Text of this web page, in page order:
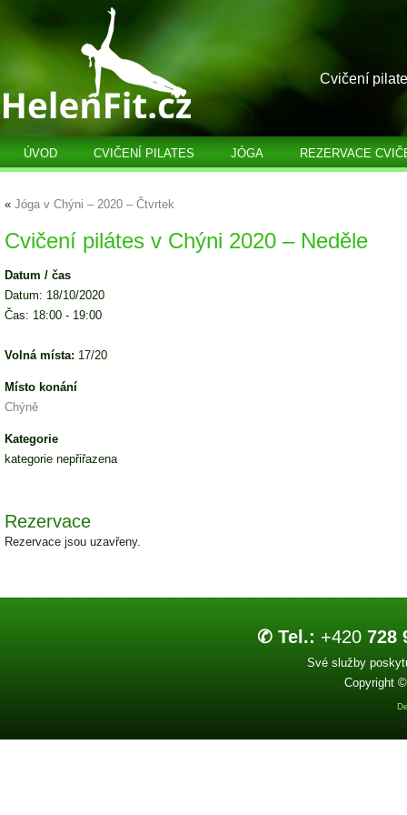
Cvičení
ÚVOD CVIČENÍ PILATES JÓGA REZERVACE
« Jóga v Chýni – 2020 – Čtvrtek
Cvičení pilátes v Chýni 2020 – Neděle
Datum / čas
Datum: 18/10/2020
Čas: 18:00 - 19:00
Volná místa: 17/20
Místo konání
Chýně
Kategorie
kategorie nepřiřazena
Rezervace
Rezervace jsou uzavřeny.
✆ Tel.: +420 728
Své služby
Copyright